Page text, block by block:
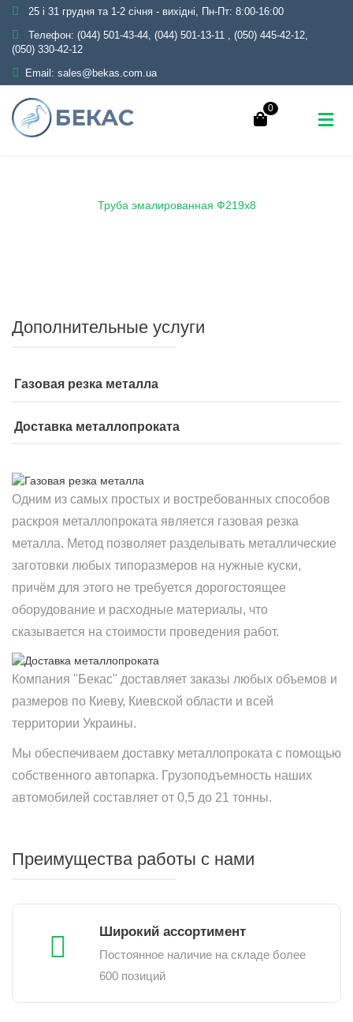
25 і 31 грудня та 1-2 січня - вихідні, Пн-Пт: 8:00-16:00
Телефон: (044) 501-43-44, (044) 501-13-11 , (050) 445-42-12,
(050) 330-42-12
Email: sales@bekas.com.ua
0
Труба эмалированная Ф219х8
Дополнительные услуги
Газовая резка металла
Доставка металлопроката
Одним из самых простых и востребованных способов
раскроя металлопроката является газовая резка
металла. Метод позволяет разделывать металлические
заготовки любых типоразмеров на нужные куски,
причём для этого не требуется дорогостоящее
оборудование и расходные материалы, что
сказывается на стоимости проведения работ.
Компания "Бекас" доставляет заказы любых объемов и
размеров по Киеву, Киевской области и всей
территории Украины.
Мы обеспечиваем доставку металлопроката с помощью
собственного автопарка. Грузоподъемность наших
автомобилей составляет от 0,5 до 21 тонны.
Преимущества работы с нами
Широкий ассортимент
Постоянное наличие на складе более
600 позиций